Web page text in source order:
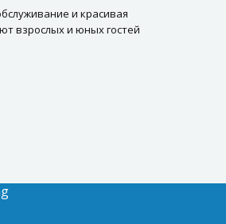
и красивая
взрослых и юных гостей